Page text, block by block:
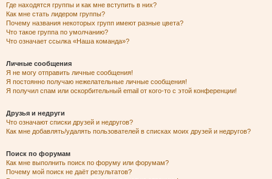
Где находятся группы и как мне вступить в них?
Как мне стать лидером группы?
Почему названия некоторых групп имеют разные цвета?
Что такое группа по умолчанию?
Что означает ссылка «Наша команда»?
Личные сообщения
Я не могу отправить личные сообщения!
Я постоянно получаю нежелательные личные сообщения!
Я получил спам или оскорбительный email от кого-то с этой конференции!
Друзья и недруги
Что означают списки друзей и недругов?
Как мне добавлять/удалять пользователей в списках моих друзей и недругов?
Поиск по форумам
Как мне выполнить поиск по форуму или форумам?
Почему мой поиск не даёт результатов?